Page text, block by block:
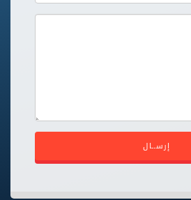
إرســال